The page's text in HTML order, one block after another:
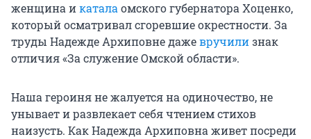
женщина икаталаомского губернатора Хоценко,
который осматривал сгоревшие окрестности. За
труды Надежде Архиповне дажевручилизнак
отличия «За служение Омской области».
Наша героиня не жалуется на одиночество, не
унывает и развлекает себя чтением стихов
наизусть. Как Надежда Архиповна живет посреди